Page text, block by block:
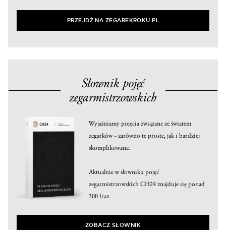
PRZEJDŹ NA ZEGAREKROKU.PL
Słownik pojęć
zegarmistrzowskich
Wyjaśniamy pojęcia związane ze światem
zegarków – zarówno te proste, jak i bardziej
skomplikowane.
Aktualnie w słowniku pojęć
zegarmistrzowskich CH24 znajduje się ponad
300 fraz.
ZOBACZ SŁOWNIK